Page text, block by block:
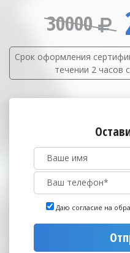
30000
Срок оформления
течении 2 часов
Даю согласие на